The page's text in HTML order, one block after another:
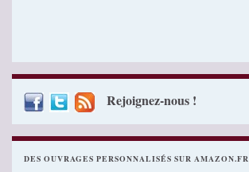
Rejoignez-nous !
DES OUVRAGES PERSONNALISÉS SUR AMAZON.FR